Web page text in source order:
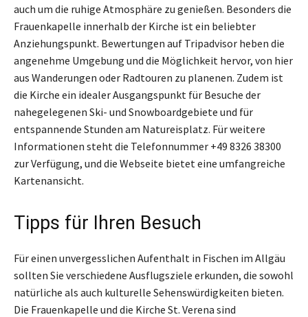
auch um die ruhige Atmosphäre zu genießen. Besonders die
Frauenkapelle innerhalb der Kirche ist ein beliebter
Anziehungspunkt. Bewertungen auf Tripadvisor heben die
angenehme Umgebung und die Möglichkeit hervor, von hier
aus Wanderungen oder Radtouren zu planenen. Zudem ist
die Kirche ein idealer Ausgangspunkt für Besuche der
nahegelegenen Ski- und Snowboardgebiete und für
entspannende Stunden am Natureisplatz. Für weitere
Informationen steht die Telefonnummer +49 8326 38300
zur Verfügung, und die Webseite bietet eine umfangreiche
Kartenansicht.
Tipps für Ihren Besuch
Für einen unvergesslichen Aufenthalt in Fischen im Allgäu
sollten Sie verschiedene Ausflugsziele erkunden, die sowohl
natürliche als auch kulturelle Sehenswürdigkeiten bieten.
Die Frauenkapelle und die Kirche St. Verena sind